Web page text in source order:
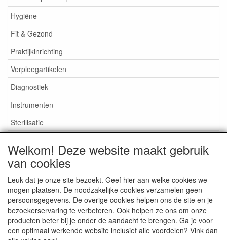
Hygiëne
Fit & Gezond
Praktijkinrichting
Verpleegartikelen
Diagnostiek
Instrumenten
Sterilisatie
Aktieartikelen
Medisan Trading te Alblasserdam. Alle genoemde prijzen zijn
inclusief BTW enexclusief verzendkostentenzij anders
aangegeven.
Welkom! Deze website maakt gebruik
van cookies
Leuk dat je onze site bezoekt. Geef hier aan welke cookies we
mogen plaatsen. De noodzakelijke cookies verzamelen geen
persoonsgegevens. De overige cookies helpen ons de site en je
bezoekerservaring te verbeteren. Ook helpen ze ons om onze
producten beter bij je onder de aandacht te brengen. Ga je voor
een optimaal werkende website inclusief alle voordelen? Vink dan